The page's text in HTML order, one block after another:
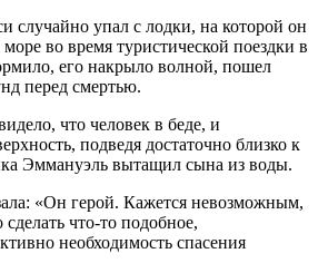
случайно упал с лодки, на которой он
во время туристической поездки в
его накрыло волной, пошел
перед смертью.
что человек в беде, и
подведя достаточно близко к
Эммануэль вытащил сына из воды.
«Он герой. Кажется невозможным,
что-то подобное,
необходимость спасения